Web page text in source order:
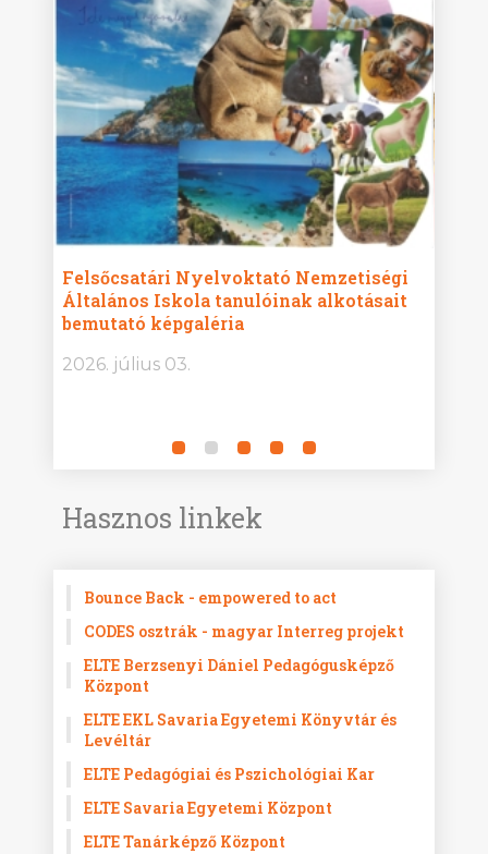
Felsőcsatári Nyelvoktató Nemzetiségi
Általános Iskola tanulóinak alkotásait
bemutató képgaléria
2026. július 03.
Hasznos linkek
Bounce Back - empowered to act
CODES osztrák - magyar Interreg projekt
ELTE Berzsenyi Dániel Pedagógusképző
Központ
ELTE EKL Savaria Egyetemi Könyvtár és
Levéltár
ELTE Pedagógiai és Pszichológiai Kar
ELTE Savaria Egyetemi Központ
ELTE Tanárképző Központ